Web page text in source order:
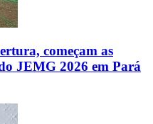
começam as
JEMG 2026 em Pará